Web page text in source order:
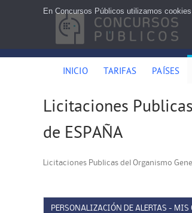
INICIO TARIFAS PAÍSES
Licitaciones
de ESPAÑA
Licitaciones Publicas del Organismo
PERSONALIZACIÓN DE ALERTAS - MIS
En Concursos Públicos utilizamos